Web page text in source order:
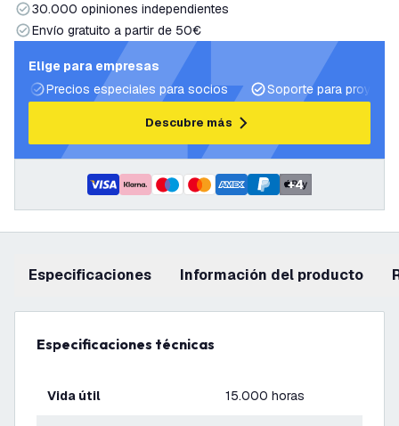
30.000 opiniones independientes
Envío gratuito a partir de 50€
Elige para empresas
Precios especiales para socios
Soporte para
Descubre más
+4
Especificaciones información del producto
Especificaciones técnicas
Vida útil 15.000 horas